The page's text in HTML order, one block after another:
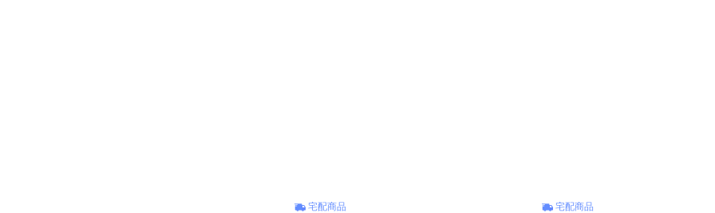
宅配商品 宅配商品